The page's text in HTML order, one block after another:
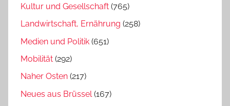
Kultur und Gesellschaft (765)
Landwirtschaft, Ernährung (258)
Medien und Politik (651)
Mobilität (292)
Naher Osten (217)
Neues aus Brüssel (167)